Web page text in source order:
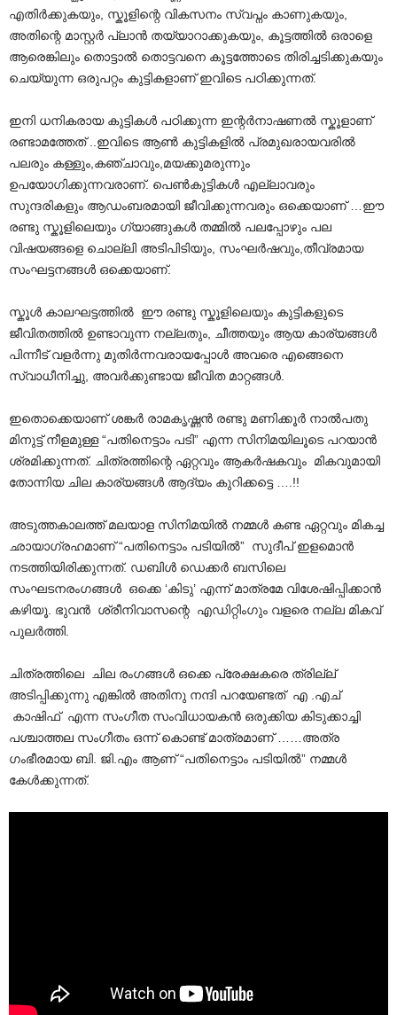
എതിർക്കുകയും, സ്കൂളിന്റെ വികസനം സ്വപ്നം കാണുകയും,
അതിന്റെ മാസ്റ്റർ പ്ലാൻ തയ്യാറാക്കുകയും, കൂട്ടത്തിൽ ഒരാളെ
ആരെങ്കിലും തൊട്ടാൽ തൊട്ടവനെ കൂട്ടത്തോടെ തിരിച്ചടിക്കുകയും
ചെയ്യുന്ന ഒരുപറ്റം കുട്ടികളാണ് ഇവിടെ പഠിക്കുന്നത്.
ഇനി ധനികരായ കുട്ടികൾ പഠിക്കുന്ന ഇന്റർനാഷണൽ സ്കൂളാണ്
രണ്ടാമത്തേത് ..ഇവിടെ ആൺ കുട്ടികളിൽ പ്രമുഖരായവരിൽ
പലരും കള്ളും,കഞ്ചാവും,മയക്കുമരുന്നും
ഉപയോഗിക്കുന്നവരാണ്. പെൺകുട്ടികൾ എല്ലാവരും
സുന്ദരികളും ആഡംബരമായി ജീവിക്കുന്നവരും ഒക്കെയാണ് …ഈ
രണ്ടു സ്കൂളിലെയും ഗ്യാങ്ങുകൾ തമ്മിൽ പലപ്പോഴും പല
വിഷയങ്ങളെ ചൊല്ലി അടിപിടിയും, സംഘർഷവും,തീവ്രമായ
സംഘട്ടനങ്ങൾ ഒക്കെയാണ്.
സ്കൂൾ കാലഘട്ടത്തിൽ ഈ രണ്ടു സ്കൂളിലെയും കുട്ടികളുടെ
ജീവിതത്തിൽ ഉണ്ടാവുന്ന നല്ലതും, ചീത്തയും ആയ കാര്യങ്ങൾ
പിന്നീട് വളർന്നു മുതിർന്നവരായപ്പോൾ അവരെ എങ്ങെനെ
സ്വാധീനിച്ചു, അവർക്കുണ്ടായ ജീവിത മാറ്റങ്ങൾ.
ഇതൊക്കെയാണ് ശങ്കർ രാമകൃഷ്ണൻ രണ്ടു മണിക്കൂർ നാൽപതു
മിനുട്ട് നീളമുള്ള “പതിനെട്ടാം പടി” എന്ന സിനിമയിലൂടെ പറയാൻ
ശ്രമിക്കുന്നത്. ചിത്രത്തിന്റെ ഏറ്റവും ആകർഷകവും മികവുമായി
തോന്നിയ ചില കാര്യങ്ങൾ ആദ്യം കുറിക്കട്ടെ ….!!
അടുത്തകാലത്ത് മലയാള സിനിമയിൽ നമ്മൾ കണ്ട ഏറ്റവും മികച്ച
ഛായാഗ്രഹമാണ് “പതിനെട്ടാം പടിയിൽ” സുദീപ് ഇളമൊൻ
നടത്തിയിരിക്കുന്നത്. ഡബിൾ ഡെക്കർ ബസിലെ
സംഘടനരംഗങ്ങൾ ഒക്കെ ‘കിടു’ എന്ന് മാത്രമേ വിശേഷിപ്പിക്കാൻ
കഴിയൂ. ഭുവൻ ശ്രീനിവാസന്റെ എഡിറ്റിംഗും വളരെ നല്ല മികവ്
പുലർത്തി.
ചിത്രത്തിലെ ചില രംഗങ്ങൾ ഒക്കെ പ്രേക്ഷകരെ ത്രില്ല്
അടിപ്പിക്കുന്നു എങ്കിൽ അതിനു നന്ദി പറയേണ്ടത് എ .എച്
കാഷിഫ് എന്ന സംഗീത സംവിധായകൻ ഒരുക്കിയ കിടുക്കാച്ചി
പശ്ചാത്തല സംഗീതം ഒന്ന് കൊണ്ട് മാത്രമാണ് ……അത്ര
ഗംഭീരമായ ബി. ജി.എം ആണ് “പതിനെട്ടാം പടിയിൽ” നമ്മൾ
കേൾക്കുന്നത്.